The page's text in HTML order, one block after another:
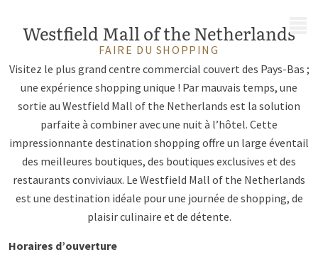
Westfield Mall of the Netherlands
FAIRE DU SHOPPING
Visitez le plus grand centre commercial couvert des Pays-Bas ;
une expérience shopping unique ! Par mauvais temps, une
sortie au Westfield Mall of the Netherlands est la solution
parfaite à combiner avec une nuit à l’hôtel. Cette
impressionnante destination shopping offre un large éventail
des meilleures boutiques, des boutiques exclusives et des
restaurants conviviaux. Le Westfield Mall of the Netherlands
est une destination idéale pour une journée de shopping, de
plaisir culinaire et de détente.
Horaires d’ouverture